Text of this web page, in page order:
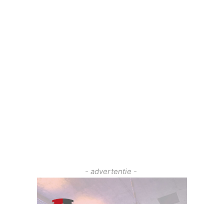
- advertentie -